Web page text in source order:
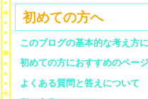
初めての方へ
このブログの基本的な考え方
初めての方におすすめのペー
よくある質問と答えについて